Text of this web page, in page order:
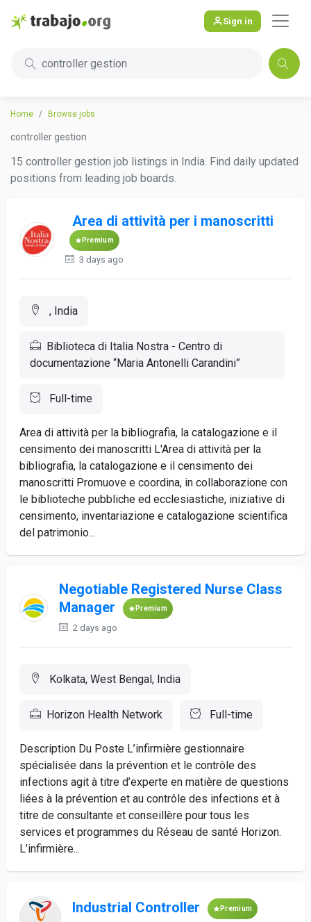
Sign in
controller gestion
Home Browse jobs
controller gestion
15 controller gestion job listings in India. Find daily updated
positions from leading job boards.
Area di attività per i manoscritti
Premium
3 days ago
, India
Biblioteca di Italia Nostra - Centro di
documentazione “Maria Antonelli Carandini”
Full-time
Area di attività per la bibliografia, la catalogazione e il
censimento dei manoscritti L'Area di attività per la
bibliografia, la catalogazione e il censimento dei
manoscritti Promuove e coordina, in collaborazione con
le biblioteche pubbliche ed ecclesiastiche, iniziative di
censimento, inventariazione e catalogazione scientifica
del patrimonio...
Negotiable Registered Nurse Class
Manager
Premium
2 days ago
Kolkata, West Bengal, India
Horizon Health Network Full-time
Description Du Poste L’infirmière gestionnaire
spécialisée dans la prévention et le contrôle des
infections agit à titre d’experte en matière de questions
liées à la prévention et au contrôle des infections et à
titre de consultante et conseillère pour tous les
services et programmes du Réseau de santé Horizon.
L’infirmière...
Industrial Controller Premium